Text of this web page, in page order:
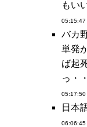
もい
05:15:47
バカ
単発
ば起
っ・
05:17:50
日本
06:06:45